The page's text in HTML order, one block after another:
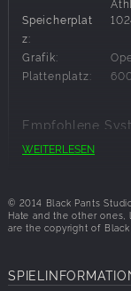
Speicherplat
z:
Grafik:
Plattenplatz:
Empfohlene
Betriebssyst
Prozessor:
Speicherplat
z:
WEITERLESEN
© 2014 Black Pants
Hate and the other ones,
are the copyright of Black